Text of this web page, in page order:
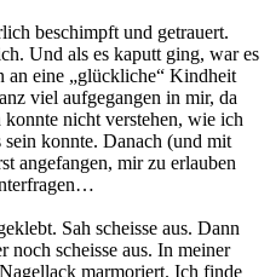
beschimpft und getrauert.
Und als es kaputt ging, war es
an eine „glückliche“ Kindheit
viel aufgegangen in mir, da
nicht verstehen, wie ich
konnte. Danach (und mit
angefangen, mir zu erlauben
Sah scheisse aus. Dann
noch scheisse aus. In meiner
marmoriert. Ich finde